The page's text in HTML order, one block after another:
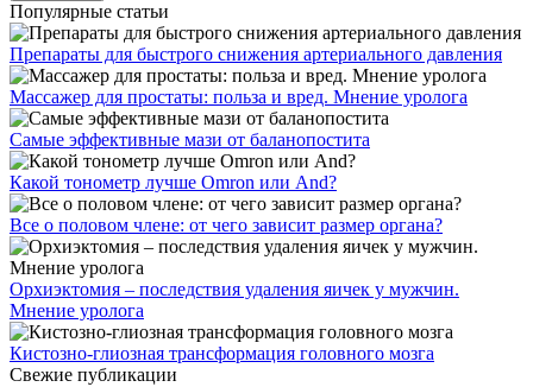
Популярные статьи
Препараты для быстрого снижения артериального давления
Массажер для простаты: польза и вред. Мнение уролога
Самые эффективные мази от баланопостита
Какой тонометр лучше Omron или And?
Все о половом члене: от чего зависит размер органа?
Орхиэктомия – последствия удаления яичек у мужчин.
Мнение уролога
Кистозно-глиозная трансформация головного мозга
Свежие публикации